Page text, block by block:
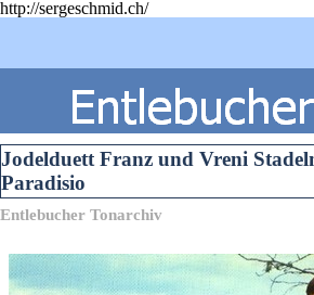
http://sergeschmid.ch/
Jodelduett Franz und Vreni
Paradisio
Entlebucher Tonarchiv